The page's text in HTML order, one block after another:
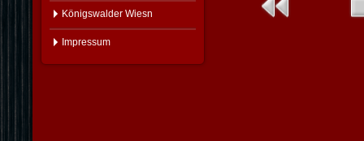
Königswalder Wiesn
Impressum